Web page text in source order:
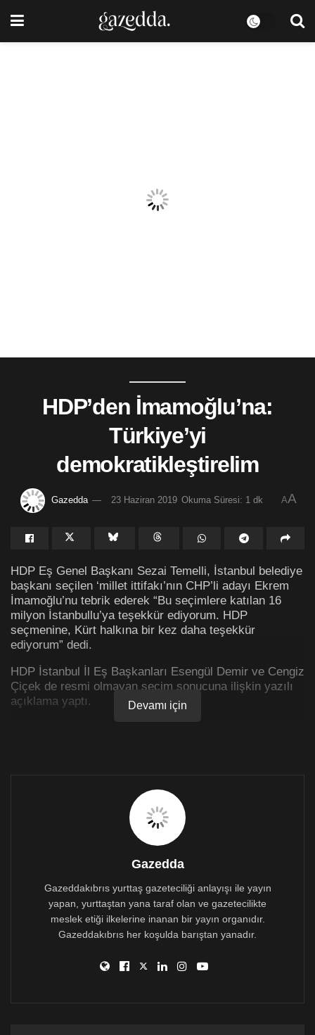
HDP’den İmamoğlu’na:
Türkiye’yi
demokratikleştirelim
Gazedda 23 Haziran 2019 Okuma Süresi: 1 dk AA
HDP Eş Genel Başkanı Sezai Temelli, İstanbul belediye
başkanı seçilen ‘millet ittifakı’nın CHP’li adayı Ekrem
İmamoğlu’nu tebrik ederek “Bu seçimlere katılan 16
milyon İstanbullu’ya teşekkür ediyorum. HDP
seçmenine, Kürt halkına bir kez daha teşekkür
ediyorum” dedi.
HDP İstanbul İl Eş Başkanları Esengül Demir ve Cengiz
Çiçek de resmi olmayan seçim sonucuna ilişkin yazılı
açıklama yaptı.
Kayyumlara, siyasal soykırım operasyonlarına, Sur
ve Cizre’deki katliamlara, emeğin sömürüsüne,
doğanın talanına, kadınlara yönelik cins kırımına,
gençlerin geleceksizleştirmelerine karşı eşitlik,
adalet, demokrasi ve özgürlük mücadelesine
katkılarınızdan dolayı yürek dolusu şükranlarımızı
sunuyoruz.
Sandıkta ortaya çıkan demokratik ittifak ruhunun
seçim süreçlerini aşan toplumsal bir demokratik
inancımızla sizleri selamlıyoruz. 24 Haziranla
Devamı için
Gazedda
Gazeddakıbrıs yurttaş gazeteciliği anlayışı ile yayın
yapan, yurttaştan yana taraf olan ve gazetecilikte
meslek etiği ilkelerine inanan bir yayın organıdır.
Gazeddakıbrıs her koşulda barıştan yanadır.